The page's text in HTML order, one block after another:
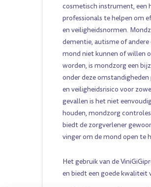
cosmetisch instrument, een
professionals te helpen om
en veiligheidsnormen.
dementie, autisme of
mond niet kunnen of willen
worden, is mondzorg een
onder deze
en veiligheidsrisico voor
gevallen is het niet
houden, mondzorg
biedt de zorgverlener
vinger om de mond open te
Het gebruik van de
en biedt een goede kwaliteit